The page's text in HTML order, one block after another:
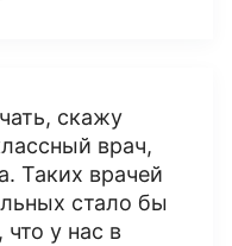
скажу
врач,
Таких врачей
стало бы
у нас в